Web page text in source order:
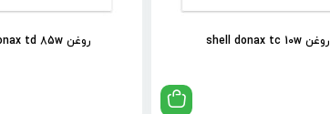
روغن shell donax tc 10w روغن shell donax td 85w